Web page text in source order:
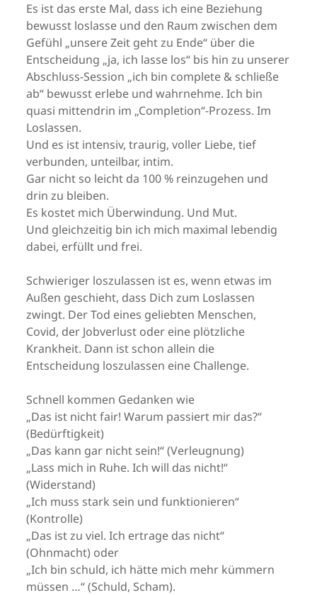
Es ist das erste Mal, dass ich eine Beziehung
bewusst loslasse und den Raum zwischen dem
Gefühl „unsere Zeit geht zu Ende“ über die
Entscheidung „ja, ich lasse los“ bis hin zu unserer
Abschluss-Session „ich bin complete & schließe
ab“ bewusst erlebe und wahrnehme. Ich bin
quasi mittendrin im „Completion“-Prozess. Im
Loslassen.
Und es ist intensiv, traurig, voller Liebe, tief
verbunden, unteilbar, intim.
Gar nicht so leicht da 100 % reinzugehen und
drin zu bleiben.
Es kostet mich Überwindung. Und Mut.
Und gleichzeitig bin ich mich maximal lebendig
dabei, erfüllt und frei.
Schwieriger loszulassen ist es, wenn etwas im
Außen geschieht, dass Dich zum Loslassen
zwingt. Der Tod eines geliebten Menschen,
Covid, der Jobverlust oder eine plötzliche
Krankheit. Dann ist schon allein die
Entscheidung loszulassen eine Challenge.
Schnell kommen Gedanken wie
„Das ist nicht fair! Warum passiert mir das?“
(Bedürftigkeit)
„Das kann gar nicht sein!“ (Verleugnung)
„Lass mich in Ruhe. Ich will das nicht!“
(Widerstand)
„Ich muss stark sein und funktionieren“
(Kontrolle)
„Das ist zu viel. Ich ertrage das nicht“
(Ohnmacht) oder
„Ich bin schuld, ich hätte mich mehr kümmern
müssen …“ (Schuld, Scham).